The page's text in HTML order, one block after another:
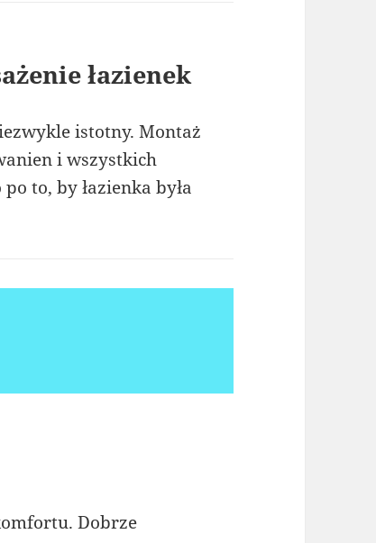
łazienek
istotny. Montaż
i wszystkich
to, by łazienka była
Dobrze